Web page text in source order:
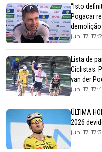
“Isto
Pogacar
demolição
jun. 17,
Lista de
Ciclistas:
van der
jun. 17,
ÚLTIMA
2026
jun. 17,